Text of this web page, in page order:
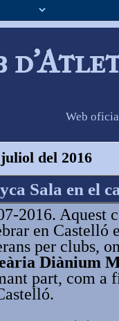
Web
del 2016
Sala en el
2016. Aquest
en Castelló
per clubs,
Diànium
part, com a